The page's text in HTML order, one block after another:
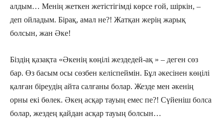
алдым… Менің жеткен жетістігімді көрсе ғой, шіркін, –
деп ойладым. Бірақ, амал не?! Жатқан жерің жарық
болсын, жан Әке!
Біздің қазақта «Əкенің көңілі жездедей-ақ » – деген сөз
бар. Өз басым осы сөзбен келіспеймін. Бұл əкесінен көңілі
қалған біреудің айта салғаны болар. Жезде мен əкенің
орны екі бөлек. Әкең асқар тауың емес пе?! Сүйеніш болса
болар, жездең қайдан асқар тауың болсын…